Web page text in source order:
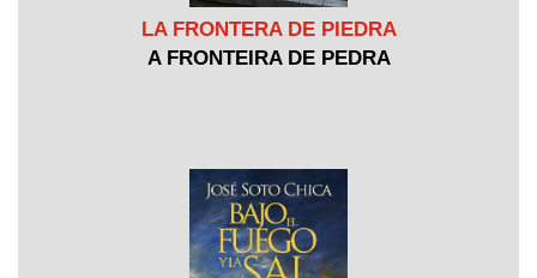
LA FRONTERA DE PIEDRA
A FRONTEIRA DE PEDRA